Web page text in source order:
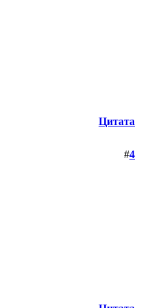
Цитата
#4